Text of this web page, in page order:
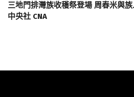
三地門排灣族收穫祭登場 周春米與
中央社 CNA